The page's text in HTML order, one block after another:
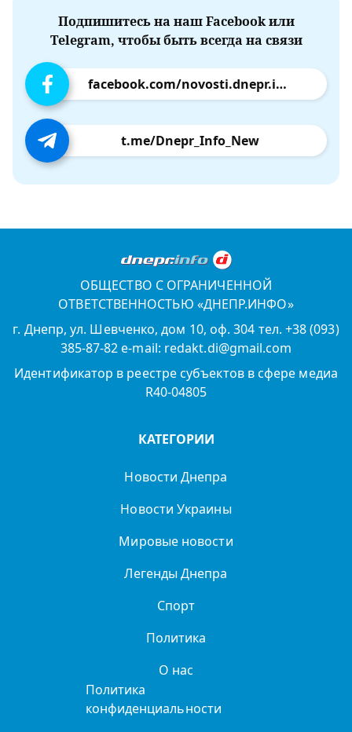
Подпишитесь на наш Facebook или
Telegram, чтобы быть всегда на связи
facebook.com/novosti.dnepr.info
t.me/Dnepr_Info_New
ОБЩЕСТВО С ОГРАНИЧЕННОЙ
ОТВЕТСТВЕННОСТЬЮ «ДНЕПР.ИНФО»
г. Днепр, ул. Шевченко, дом 10, оф. 304 тел. +38 (093)
385-87-82 e-mail: redakt.di@gmail.com
Идентификатор в реестре субъектов в сфере медиа
R40-04805
КАТЕГОРИИ
Новости Днепра
Новости Украины
Мировые новости
Легенды Днепра
Спорт
Политика
О нас
Политика
конфиденциальности